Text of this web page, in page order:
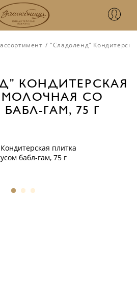
/ "Сладоленд"
КОНДИТЕРСКАЯ
МОЛОЧНАЯ СО
ГАМ, 75 Г